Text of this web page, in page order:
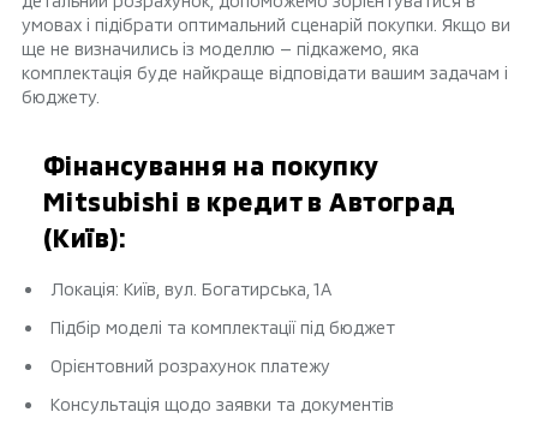
умовах і підібрати оптимальний сценарій покупки. Якщо ви
ще не визначились із моделлю — підкажемо, яка
комплектація буде найкраще відповідати вашим задачам і
бюджету.
Фінансування на покупку
Mitsubishi в кредит в Автоград
(Київ):
Локація: Київ, вул. Богатирська, 1А
Підбір моделі та комплектації під бюджет
Орієнтовний розрахунок платежу
Консультація щодо заявки та документів